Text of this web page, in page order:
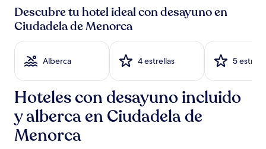
las
últimas
24
horas,
con
en
una
estancia
de
noche
para
Descubre tu hotel ideal con desayuno en
Ciudadela de Menorca
Alberca 4 estrellas 5
Hoteles con desayuno incluido
y alberca en Ciudadela de
Menorca